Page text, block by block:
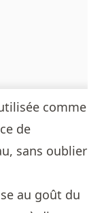
comme
de
sans oublier